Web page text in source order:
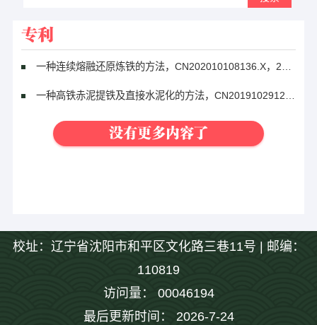
专利
一种连续熔融还原炼铁的方法，CN202010108136.X，2020
一种高铁赤泥提铁及直接水泥化的方法，CN201910291219.4，2019
没有更多内容了
校址：辽宁省沈阳市和平区文化路三巷11号 | 邮编：
110819
访问量： 00046194
最后更新时间： 2026-7-24